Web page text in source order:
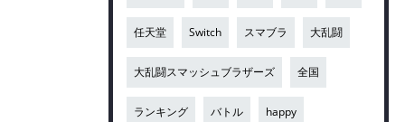
任天堂 Switch スマブラ 大乱闘
大乱闘スマッシュブラザーズ 全国
ランキング バトル happy